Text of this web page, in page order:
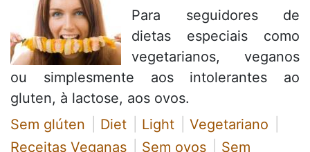
Para seguidores de
dietas especiais como
vegetarianos, veganos
ou simplesmente aos intolerantes ao
gluten, à lactose, aos ovos.
Sem glúten
Diet Light
Vegetariano
Receitas Veganas
Sem ovos
Sem